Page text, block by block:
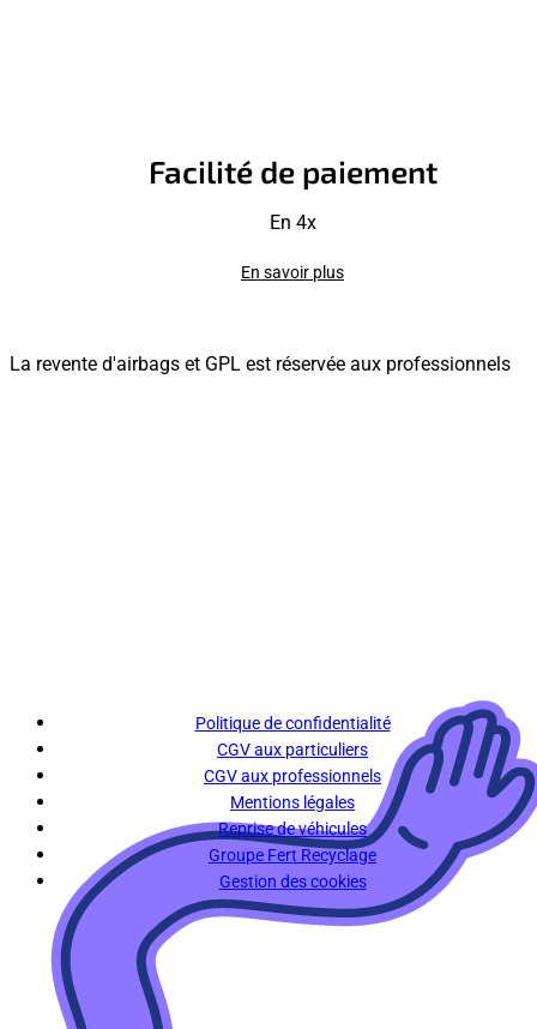
Facilité de paiement
En 4x
En savoir plus
La revente d'airbags et GPL est réservée aux professionnels
Politique de confidentialité
CGV aux particuliers
CGV aux professionnels
Mentions légales
Reprise de véhicules
Groupe Fert Recyclage
Gestion des cookies